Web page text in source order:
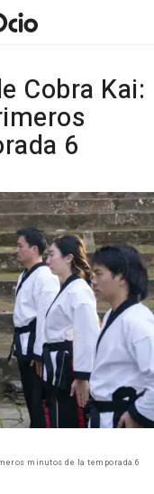
Cobra Kai:
6
Así arranca el final de Cobra Kai: Netflix lanza los 8 primeros minutos de la temporada 6